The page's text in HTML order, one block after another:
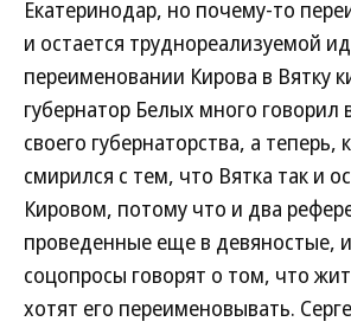
Екатеринодар, но почему-то
и остается труднореализуемой
переименовании Кирова в Вятку
губернатор Белых много говорил
своего губернаторства, а теперь,
смирился с тем, что Вятка так и
Кировом, потому что и два
проведенные еще в девяностые,
соцопросы говорят о том, что
хотят его переименовывать.